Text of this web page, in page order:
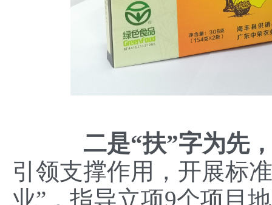
二是“扶”字为先
引领支撑作用，开展标
业”，指导立项9个项目